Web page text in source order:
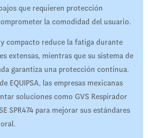
que requieren protección
la comodidad del usuario.
compacto reduce la fatiga durante
extensas, mientras que su sistema de
garantiza una protección continua.
EQUIPSA, las empresas mexicanas
soluciones como GVS Respirador
SPR474 para mejorar sus estándares